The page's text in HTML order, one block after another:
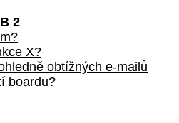
2
X?
obtížných e-mailů
boardu?